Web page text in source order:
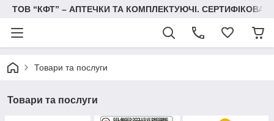
ТОВ “КФТ” – АПТЕЧКИ ТА КОМПЛЕКТУЮЧІ.
Товари та послуги
Товари та послуги